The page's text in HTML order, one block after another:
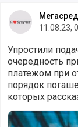
11.08.23,
Упростили
очередность
платежом при
порядок
которых
Налоговики